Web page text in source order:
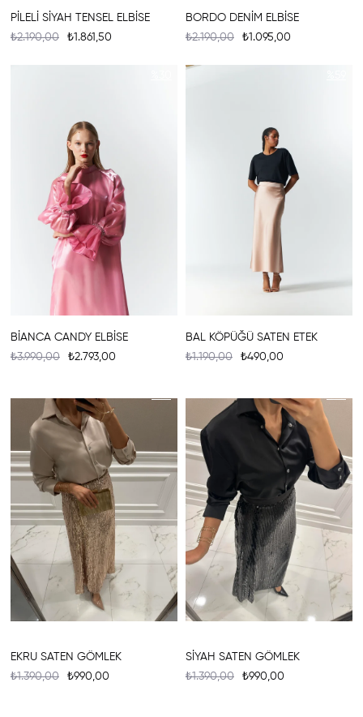
PİLELİ SİYAH TENSEL ELBİSE
₺1.861,50
₺2.190,00
BORDO DENİM ELBİSE
₺1.095,00
₺2.190,00
BİANCA CANDY ELBİSE
₺2.793,00
₺3.990,00
BAL KÖPÜĞÜ SATEN ETEK
₺490,00
₺1.190,00
EKRU SATEN GÖMLEK
₺990,00
₺1.390,00
SİYAH SATEN GÖMLEK
₺990,00
₺1.390,00